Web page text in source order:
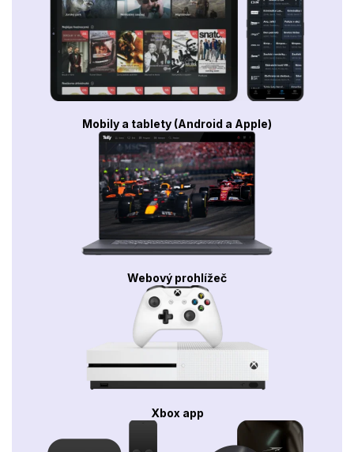
Mobily a tablety (Android a Apple)
Webový prohlížeč
Xbox app